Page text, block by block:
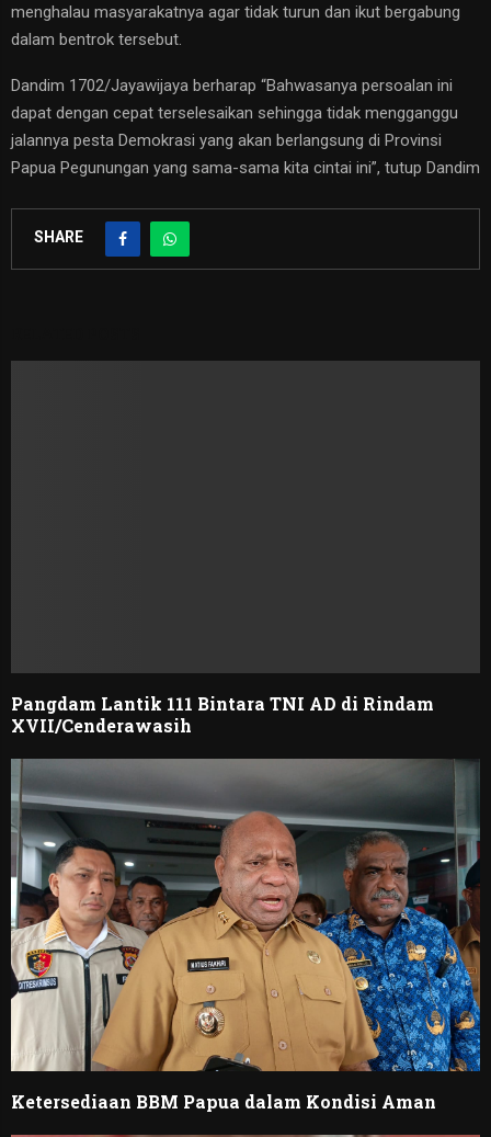
menghalau masyarakatnya agar tidak turun dan ikut bergabung
dalam bentrok tersebut.
Dandim 1702/Jayawijaya berharap “Bahwasanya persoalan ini
dapat dengan cepat terselesaikan sehingga tidak mengganggu
jalannya pesta Demokrasi yang akan berlangsung di Provinsi
Papua Pegunungan yang sama-sama kita cintai ini”, tutup Dandim
SHARE
Pangdam Lantik 111 Bintara TNI AD di Rindam
XVII/Cenderawasih
Ketersediaan BBM Papua dalam Kondisi Aman